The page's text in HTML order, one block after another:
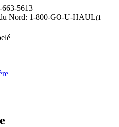
663-5613
Nord: 1-800-GO-U-HAUL(1-